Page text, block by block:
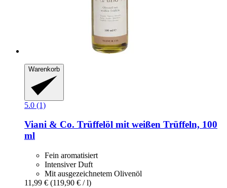
Warenkorb
5.0 (1)
Viani & Co. Trüffelöl mit weißen Trüffeln, 100
ml
Fein aromatisiert
Intensiver Duft
Mit ausgezeichnetem Olivenöl
11,99 € (119,90 € / l)